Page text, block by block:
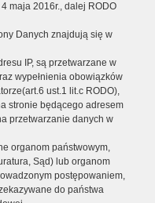
maja 2016r., dalej RODO
Danych znajdują się w
IP, są przetwarzane w
wypełnienia obowiązków
ust.1 lit.c RODO),
stronie będącego adresem
przetwarzanie danych w
organom państwowym,
Sąd) lub organom
postępowaniem,
do państwa